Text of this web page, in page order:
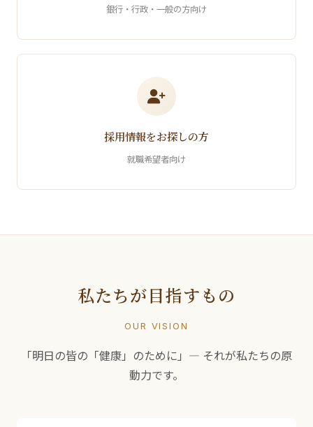
銀行・行政・一般の方向け
採用情報をお探しの方
就職希望者向け
私たちが目指すもの
OUR VISION
「明日の皆の「健康」のために」— それが私たちの原
動力です。